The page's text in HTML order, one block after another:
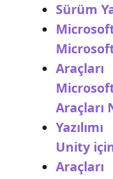
Sürüm
Microsoft
Araçları
Araçları
Yazılımı
Unity
Araçları